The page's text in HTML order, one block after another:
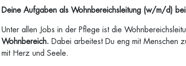
Deine Aufgaben als Wohnbereichsleitung (w/m/d) bei
Unter allen Jobs in der Pflege ist die
Wohnbereich. Dabei arbeitest Du eng mit Menschen
mit Herz und Seele.